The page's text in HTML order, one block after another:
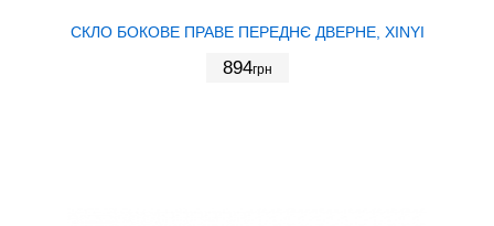
СКЛО БОКОВЕ ПРАВЕ ПЕРЕДНЄ ДВЕРНЕ, XINYI
894грн